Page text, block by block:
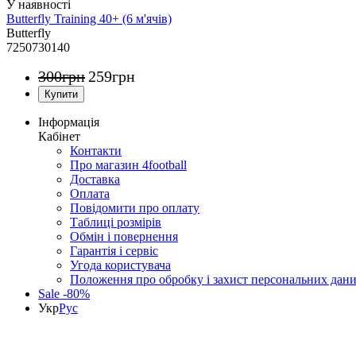
Butterfly Training 40+ (6 м'ячів)
Butterfly
7250730140
300грн 259грн
Інформація
Кабінет
Контакти
Про магазин 4football
Доставка
Оплата
Повідомити про оплату
Таблиці розмірів
Обмін і повернення
Гарантія і сервіс
Угода користувача
Положення про обробку і захист персональних
Sale -80%
УкрРус